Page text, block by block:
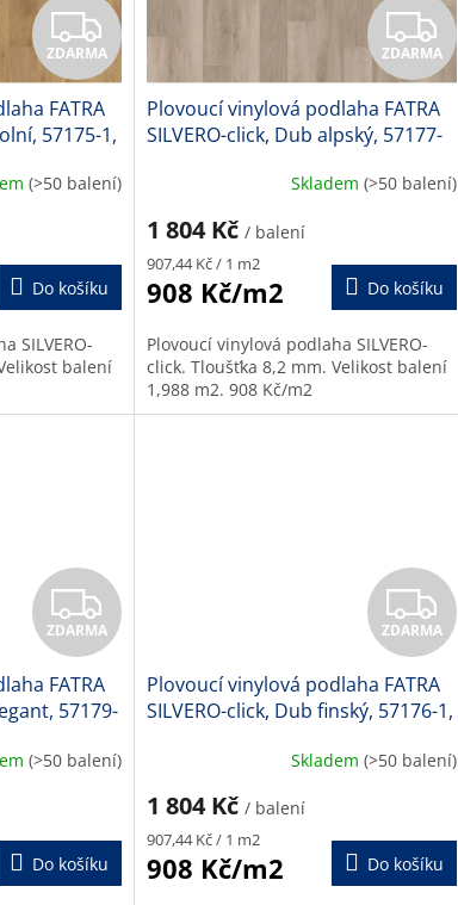
Z
D
A
R
A
ZDARMA
FATRA
57175-1,
(>50 balení)
Do košíku
SILVERO-
balení
Z
D
A
R
A
ZDARMA
Plovoucí vinylová podlaha FATRA
SILVERO-click, Dub alpský, 57177-
Skladem (>50 balení)
1 804 Kč / balení
Měrná
cena:
907,44 Kč / 1 m2
908 Kč/m2 Do košíku
Plovoucí vinylová podlaha SILVERO-
click. Tloušťka 8,2 mm. Velikost balení
1,988 m2. 908 Kč/m2
Z
D
A
R
A
ZDARMA
FATRA
57179-
(>50 balení)
Do košíku
Z
D
A
R
A
ZDARMA
Plovoucí vinylová podlaha FATRA
SILVERO-click, Dub finský, 57176-1,
Skladem (>50 balení)
1 804 Kč / balení
Měrná
cena:
907,44 Kč / 1 m2
908 Kč/m2 Do košíku